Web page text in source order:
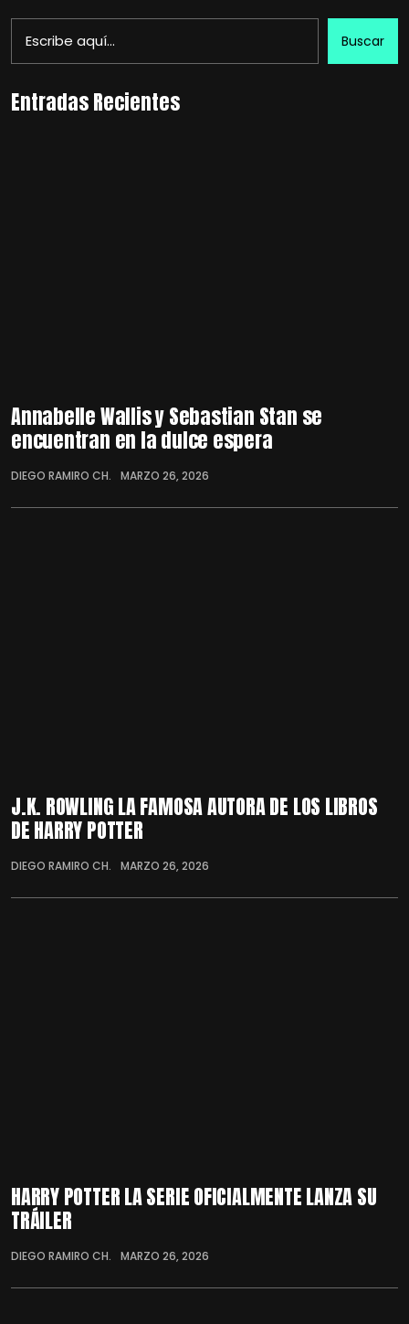
Buscar
Entradas Recientes
Annabelle Wallis y Sebastian Stan se
encuentran en la dulce espera
DIEGO RAMIRO CH. MARZO 26, 2026
J.K. ROWLING LA FAMOSA AUTORA DE LOS LIBROS
DE HARRY POTTER
DIEGO RAMIRO CH. MARZO 26, 2026
HARRY POTTER LA SERIE OFICIALMENTE LANZA SU
TRÁILER
DIEGO RAMIRO CH. MARZO 26, 2026